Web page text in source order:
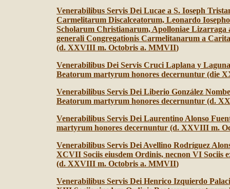
Venerabilibus Servis Dei Lucae a S. Ioseph
Carmelitarum Discalceatorum, Leonardo
Scholarum Christianarum, Apolloniae Lizarraga
generali Congregationis Carmelitanarum a
(d. XXVIII m. Octobris a. MMVII)
Venerabilibus Dei Servis Cruci Laplana y
Beatorum martyrum honores decernuntur (die
Venerabilibus Servis Dei Liberio González
Beatorum martyrum honores decernuntur (d.
Venerabilibus Servis Dei Laurentino Alonso
martyrum honores decernuntur (d. XXVIII m.
Venerabilibus Servis Dei Avellino Rodríguez
XCVII Sociis eiusdem Ordinis, necnon VI Sociis
(d. XXVIII m. Octobris a. MMVII)
Venerabilibus Servis Dei Henrico Izquierdo